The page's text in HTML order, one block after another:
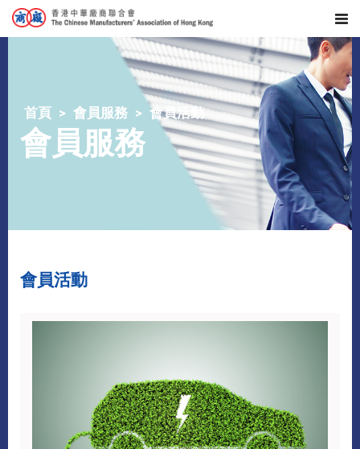
首頁 會員服務 會員活動
會員服務
會員活動